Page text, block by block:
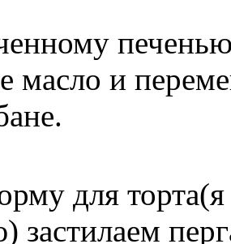
масло и
для
застилаем